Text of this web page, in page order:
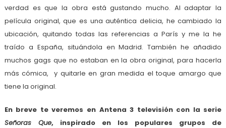
verdad es que la obra está gustando mucho. Al adaptar la
película original, que es una auténtica delicia, he cambiado la
ubicación, quitando todas las referencias a París y me la he
traído a España, situándola en Madrid. También he añadido
muchos gags que no estaban en la obra original, para hacerla
más cómica, y quitarle en gran medida el toque amargo que
tiene la original.
En breve te veremos en Antena 3 televisión con la serie
Señoras Que, inspirado en los populares grupos de